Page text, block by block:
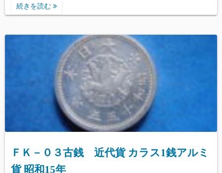
続きを読む
ＦＫ－０３古銭 近代貨 カラス1銭アルミ
貨 昭和15年